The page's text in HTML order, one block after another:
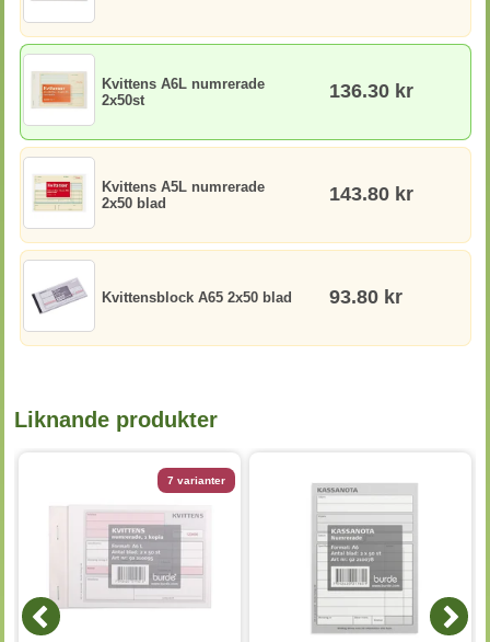
Kvittens A6L numrerade
2x50st
136.30 kr
Kvittens A5L numrerade
2x50 blad
143.80 kr
Kvittensblock A65 2x50 blad 93.80 kr
Liknande produkter
7 varianter